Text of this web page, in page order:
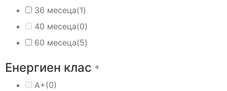
36 месеца(1)
40 месеца(0)
60 месеца(5)
Енергиен клас +
A+(0)